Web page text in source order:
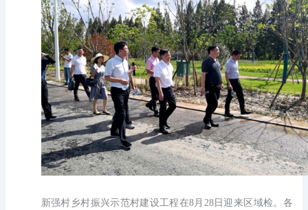
新强村乡村振兴示范村建设工程在8月28日迎来区域检。各